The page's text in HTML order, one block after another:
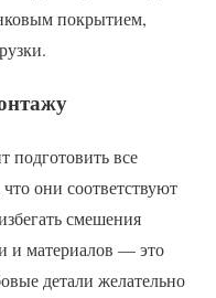
покрытием,
подготовить все
они соответствуют
смешения
и материалов — это
детали желательно